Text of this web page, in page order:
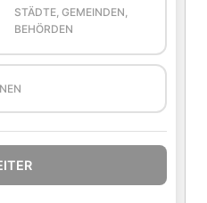
STÄDTE, GEMEINDEN,
BEHÖRDEN